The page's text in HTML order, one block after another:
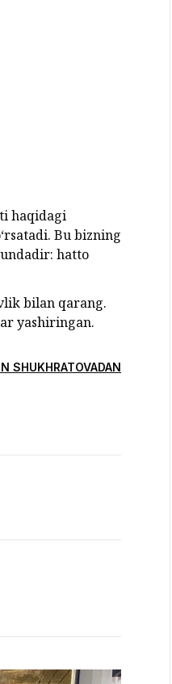
haqidagi
Bu bizning
hatto
bilan qarang.
yashiringan.
SHUKHRATOVADAN